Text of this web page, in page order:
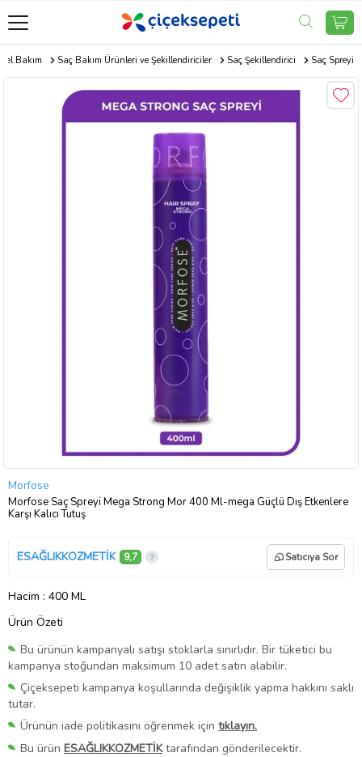
Bakım Saç Bakım Ürünleri ve Şekillendiriciler Saç Şekillendirici Saç Spreyi
Morfose
Morfose Saç Spreyi Mega Strong Mor 400 Ml-mega Güçlü Dış Etkenlere
Karşı Kalıcı Tutuş
ESAĞLIKKOZMETİK 9,7 Satıcıya Sor
Hacim : 400 ML
Ürün Özeti
Bu ürünün kampanyalı satışı stoklarla sınırlıdır. Bir tüketici bu
kampanya stoğundan maksimum 10 adet satın alabilir.
Çiçeksepeti kampanya koşullarında değişiklik yapma hakkını saklı
tutar.
Ürünün iade politikasını öğrenmek için tıklayın.
Bu ürün ESAĞLIKKOZMETİKtarafından gönderilecektir.